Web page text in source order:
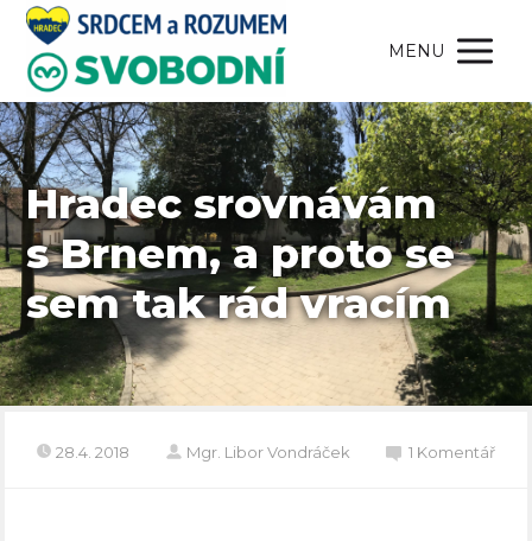
MENU
Hradec srovnávám
s Brnem, a proto se
sem tak rád vracím
28.4. 2018 Mgr. Libor Vondráček 1 Komentář